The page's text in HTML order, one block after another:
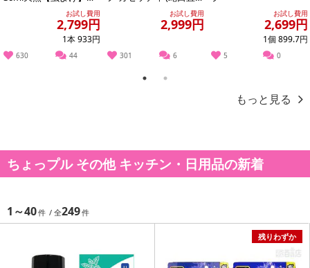
【消臭対策】【アロマ
に】【バスタイム...
お試し費用
2,799円
1本 933円
630 44
型浄水器・水流3種類・
お試し費用
2,999円
301 6
お試し費用
2,699円
1個 899.7円
5 0
1 2
もっと見る
ちょっプル その他 キッチン・日用品の新着
1～40 249
残りわずか